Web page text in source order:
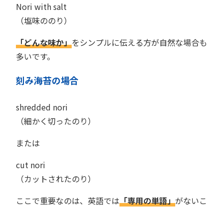
Nori with salt
（塩味ののり）
「どんな味か」をシンプルに伝える方が自然な場合も
多いです。
刻み海苔の場合
shredded nori
（細かく切ったのり）
または
cut nori
（カットされたのり）
ここで重要なのは、英語では「専用の単語」がないこ